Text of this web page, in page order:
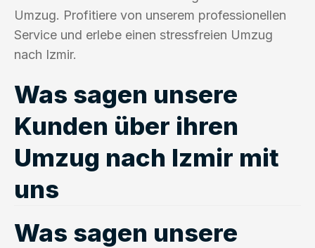
Umzug. Profitiere von unserem professionellen
Service und erlebe einen stressfreien Umzug
nach Izmir.
Was sagen unsere
Kunden über ihren
Umzug nach Izmir mit
uns
Was sagen unsere